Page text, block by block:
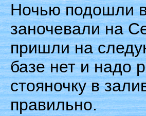
Ночью подошли
заночевали на
пришли на
базе нет и надо
стояночку в
правильно.